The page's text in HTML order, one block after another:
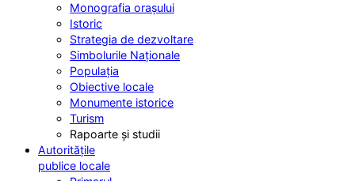
Monografia orașului
Istoric
Strategia de dezvoltare
Simbolurile Naționale
Populația
Obiective locale
Monumente istorice
Turism
Rapoarte și studii
Autoritățile
publice locale